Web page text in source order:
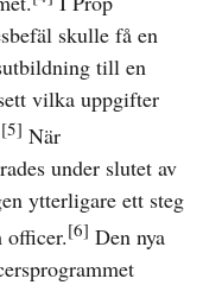
skulle få en
till en
vilka uppgifter
[5] När
under slutet av
ytterligare ett steg
officer.[6] Den nya